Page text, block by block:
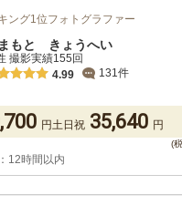
ング1位フォトグラファー
もと きょうへい
撮影実績155回
4.99
131件
円土日祝 35,640 円
12時間以内